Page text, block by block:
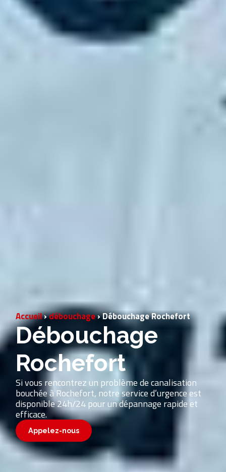
Accueil›débouchage›Débouchage Rochefort
Débouchage
Rochefort
Si vous rencontrez un problème de canalisation
bouchée à Rochefort, notre service d’urgence est
disponible 24h/24 pour un dépannage rapide et
efficace.
Appelez-nous